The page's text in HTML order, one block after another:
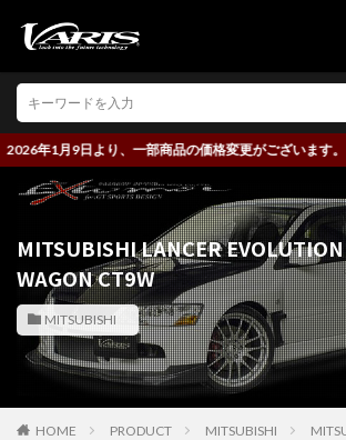
1月9日より、一部商品の価格変更がございます。
MITSUBISHI LANCER
WAGON CT9W
MITSUBISHI
HOME PRODUCT MITSUBISHI